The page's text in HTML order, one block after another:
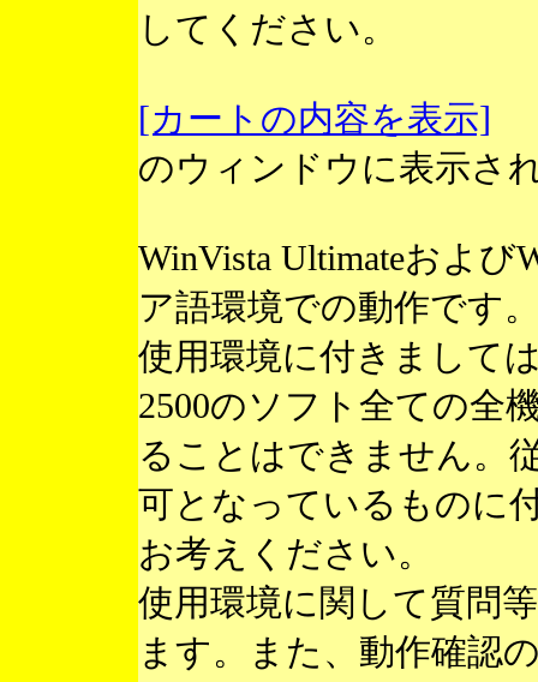
してください。
[カートの内容を表示]
のウィンドウに表示さ
WinVista Ultimateおよ
ア語環境での動作です
使用環境に付きまして
2500のソフト全ての全
ることはできません。
可となっているものに
お考えください。
使用環境に関して質問
ます。また、動作確認